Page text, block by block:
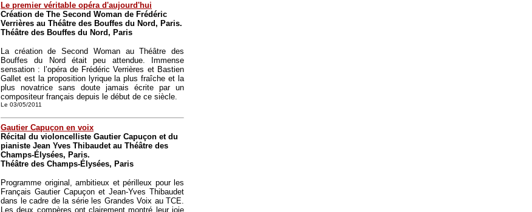
Le premier véritable opéra d'aujourd'hui
Création de The Second Woman de Frédéric
Verrières au Théâtre des Bouffes du Nord, Paris.
Théâtre des Bouffes du Nord, Paris
La création de Second Woman au Théâtre des
Bouffes du Nord était peu attendue. Immense
sensation : l’opéra de Frédéric Verrières et Bastien
Gallet est la proposition lyrique la plus fraîche et la
plus novatrice sans doute jamais écrite par un
compositeur français depuis le début de ce siècle.
Le 03/05/2011
Gautier Capuçon en voix
Récital du violoncelliste Gautier Capuçon et du
pianiste Jean Yves Thibaudet au Théâtre des
Champs-Élysées, Paris.
Théâtre des Champs-Élysées, Paris
Programme original, ambitieux et périlleux pour les
Français Gautier Capuçon et Jean-Yves Thibaudet
dans le cadre de la série les Grandes Voix au TCE.
Les deux compères ont clairement montré leur joie